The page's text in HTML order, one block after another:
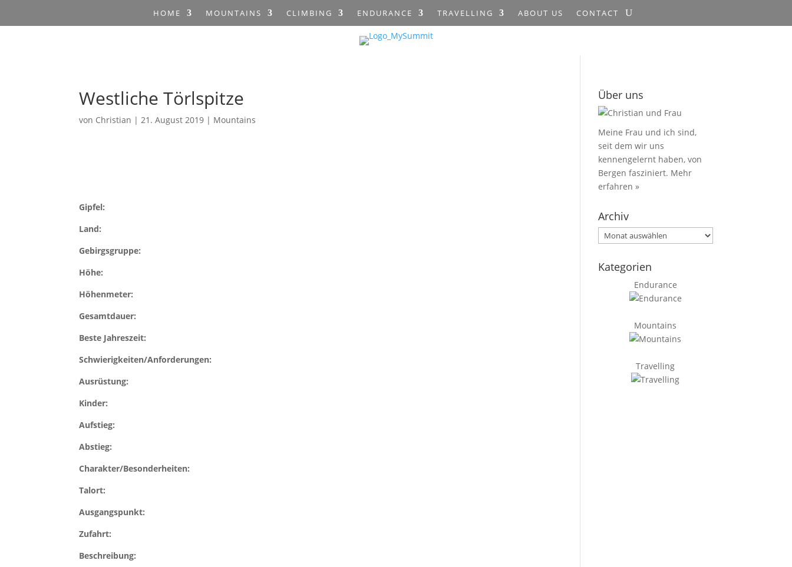
HOME MOUNTAINS CLIMBING ENDURANCE TRAVELLING ABOUT US CONTACT
Westliche Törlspitze
von Christian |21. August 2019 | Mountains
Gipfel:
Land:
Gebirgsgruppe:
Höhe:
Höhenmeter:
Gesamtdauer:
Beste Jahreszeit:
Schwierigkeiten/Anforderungen:
Ausrüstung:
Kinder:
Aufstieg:
Abstieg:
Charakter/Besonderheiten:
Talort:
Ausgangspunkt:
Zufahrt:
Beschreibung:
Über uns
Meine Frau und ich sind,
seit dem wir uns
kennengelernt haben, von
Bergen fasziniert. Mehr
erfahren »
Archiv
Archiv
Kategorien
Endurance
Mountains
Travelling